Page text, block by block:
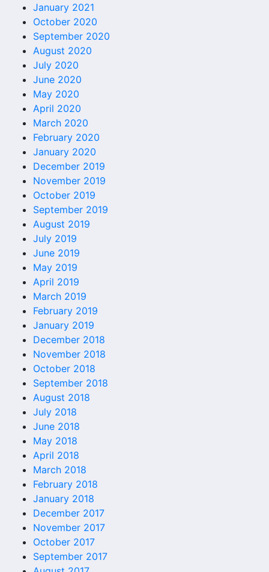
January 2021
October 2020
September 2020
August 2020
July 2020
June 2020
May 2020
April 2020
March 2020
February 2020
January 2020
December 2019
November 2019
October 2019
September 2019
August 2019
July 2019
June 2019
May 2019
April 2019
March 2019
February 2019
January 2019
December 2018
November 2018
October 2018
September 2018
August 2018
July 2018
June 2018
May 2018
April 2018
March 2018
February 2018
January 2018
December 2017
November 2017
October 2017
September 2017